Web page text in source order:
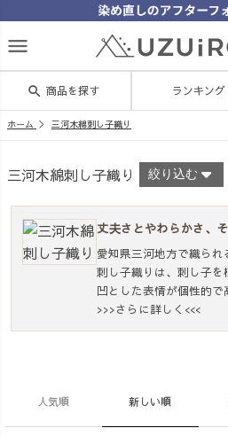
menu
search 商品を探す ランキング
ホーム 三河木綿刺し子織り
三河木綿刺し子織り 絞り込む
丈夫さとやわらかさ、
愛知県三河地方で織ら
刺し子織りは、刺し子
凹とした表情が個性的で
>>>さらに詳しく<<<
人気順 新しい順